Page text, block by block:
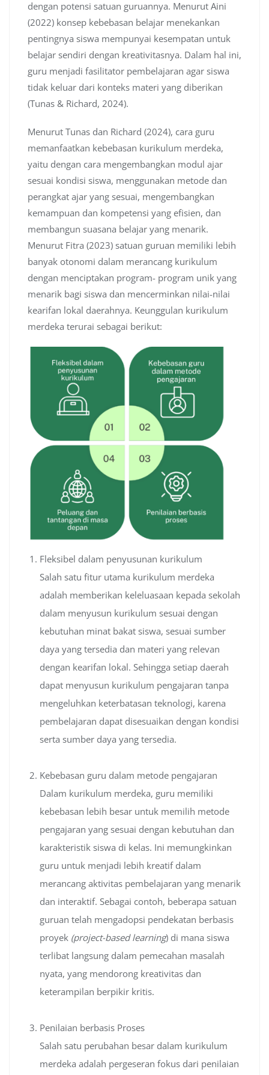
dengan potensi satuan guruannya. Menurut Aini
(2022) konsep kebebasan belajar menekankan
pentingnya siswa mempunyai kesempatan untuk
belajar sendiri dengan kreativitasnya. Dalam hal ini,
guru menjadi fasilitator pembelajaran agar siswa
tidak keluar dari konteks materi yang diberikan
(Tunas & Richard, 2024).
Menurut Tunas dan Richard (2024), cara guru
memanfaatkan kebebasan kurikulum merdeka,
yaitu dengan cara mengembangkan modul ajar
sesuai kondisi siswa, menggunakan metode dan
perangkat ajar yang sesuai, mengembangkan
kemampuan dan kompetensi yang efisien, dan
membangun suasana belajar yang menarik.
Menurut Fitra (2023) satuan guruan memiliki lebih
banyak otonomi dalam merancang kurikulum
dengan menciptakan program- program unik yang
menarik bagi siswa dan mencerminkan nilai-nilai
kearifan lokal daerahnya. Keunggulan kurikulum
merdeka terurai sebagai berikut:
Fleksibel dalam penyusunan kurikulum
Salah satu fitur utama kurikulum merdeka
adalah memberikan keleluasaan kepada sekolah
dalam menyusun kurikulum sesuai dengan
kebutuhan minat bakat siswa, sesuai sumber
daya yang tersedia dan materi yang relevan
dengan kearifan lokal. Sehingga setiap daerah
dapat menyusun kurikulum pengajaran tanpa
mengeluhkan keterbatasan teknologi, karena
pembelajaran dapat disesuaikan dengan kondisi
serta sumber daya yang tersedia.
Kebebasan guru dalam metode pengajaran
Dalam kurikulum merdeka, guru memiliki
kebebasan lebih besar untuk memilih metode
pengajaran yang sesuai dengan kebutuhan dan
karakteristik siswa di kelas. Ini memungkinkan
guru untuk menjadi lebih kreatif dalam
merancang aktivitas pembelajaran yang menarik
dan interaktif. Sebagai contoh, beberapa satuan
guruan telah mengadopsi pendekatan berbasis
proyek (project-based learning) di mana siswa
terlibat langsung dalam pemecahan masalah
nyata, yang mendorong kreativitas dan
keterampilan berpikir kritis.
Penilaian berbasis Proses
Salah satu perubahan besar dalam kurikulum
merdeka adalah pergeseran fokus dari penilaian